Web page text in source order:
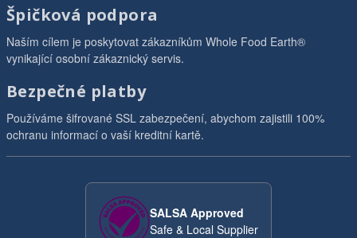
Špičková podpora
Naším cílem je poskytovat zákazníkům Whole Food Earth®
vynikající osobní zákaznický servis.
Bezpečné platby
Používáme šifrované SSL zabezpečení, abychom zajistili 100%
ochranu informací o vaší kreditní kartě.
SALSA Approved
Safe & Local Supplier